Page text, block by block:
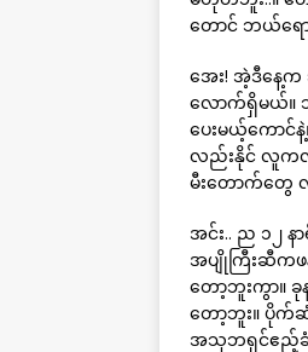
တောင် ဘယ်ရေ
အေး! အဲ့ဒီနေ့က
လောက်ရှိမယ်။
ပေးမယ့်ကောင်
လည်းနိုင် လူကလ
မီးတောက်တွေ
အင်း.. ည ၁၂ န
အပျိုကြီးဆီက
တော့ဘူးကွာ။
တော့ဘူး။ ပိုက်
အသုဘရှင်ဧည့်ခံ